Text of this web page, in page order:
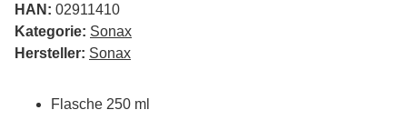
HAN: 02911410
Kategorie: Sonax
Hersteller: Sonax
Flasche 250 ml